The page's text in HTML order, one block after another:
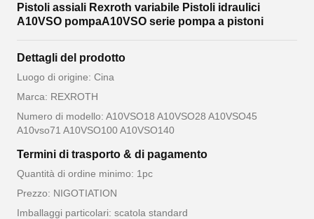
Pistoli assiali Rexroth variabile Pistoli idraulici
A10VSO pompaA10VSO serie pompa a pistoni
Dettagli del prodotto
Luogo di origine: Cina
Marca: REXROTH
Numero di modello: A10VSO18 A10VSO28 A10VSO45
A10vso71 A10VSO100 A10VSO140
Termini di trasporto & di pagamento
Quantità di ordine minimo: 1pc
Prezzo: NIGOTIATION
Imballaggi particolari: scatola standard